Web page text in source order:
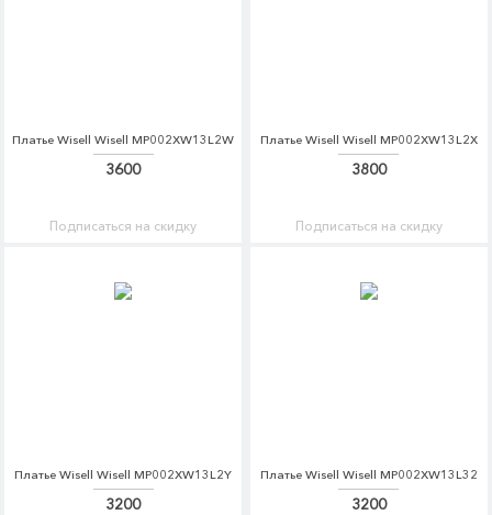
Платье Wisell Wisell MP002XW13L2W
3600
Подписаться на скидку
Платье Wisell Wisell MP002XW13L2X
3800
Подписаться на скидку
Платье Wisell Wisell MP002XW13L2Y
3200
Платье Wisell Wisell MP002XW13L32
3200